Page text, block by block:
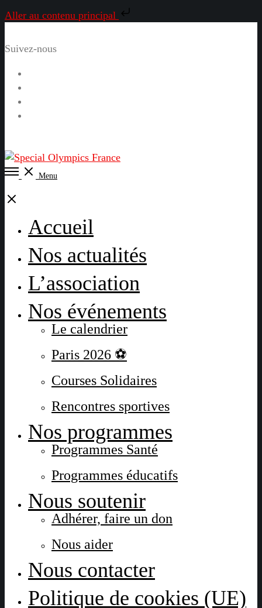
Aller au contenu principal
Suivez-nous
Open
Menu
Close
Accueil
Nos actualités
L’association
Nos événements
Le calendrier
Paris 2026 ⚽
Courses Solidaires
Rencontres sportives
Nos programmes
Programmes Santé
Programmes éducatifs
Nous soutenir
Adhérer, faire un don
Nous aider
Nous contacter
Politique de cookies (UE)